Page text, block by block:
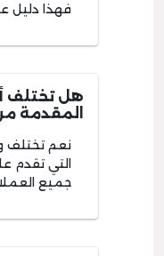
فهذا دليل
هل تختلف
المقدمة
نعم تختلف
التي تقدم
جميع